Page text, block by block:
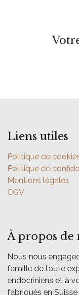
Liens utiles
Politique de
Politique de
Mentions légales
CGV
À propos de
Nous nous
famille de toute
endocriniens et à
fabriqués en